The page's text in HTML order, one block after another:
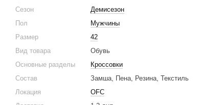
Сезон
Демисезон
Пол
Мужчины
Размер
42
Вид товара
Обувь
Основные разделы
Кроссовки
Состав
Замша, Пена, Резина, Текстиль
Локация
OFC